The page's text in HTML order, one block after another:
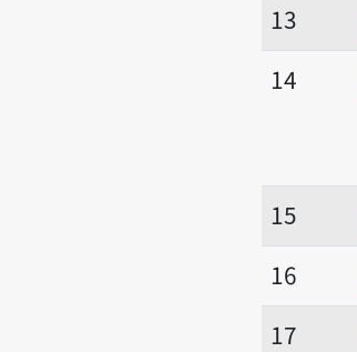
13
14
15
16
17